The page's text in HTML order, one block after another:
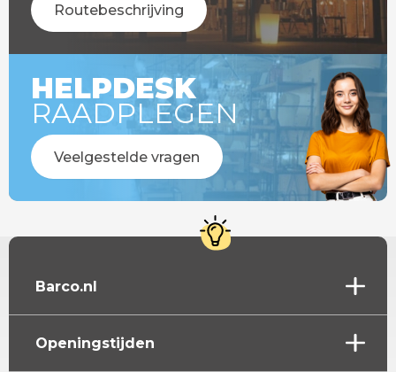
Routebeschrijving
HELPDESK
RAADPLEGEN
Veelgestelde vragen
Barco.nl
Openingstijden